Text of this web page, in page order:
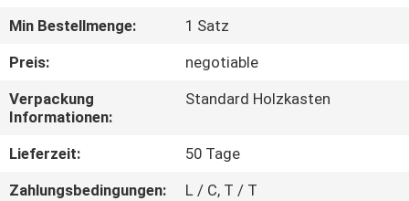
QUALITÄTSKONTROLLE
TRETEN
SIE
MIT
UNS
Min Bestellmenge:
1 Satz
Preis:
negotiable
Verpackung
Informationen:
Standard Holzkasten
Lieferzeit:
50 Tage
Zahlungsbedingungen:
L / C, T / T